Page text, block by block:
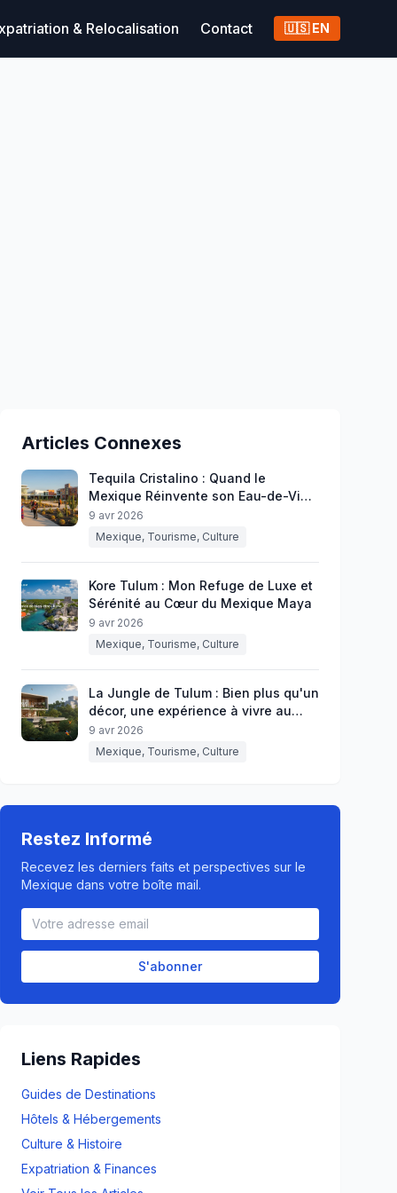
& Relocalisation Contact 🇺🇸 EN
Articles Connexes
Tequila Cristalino : Quand le
Mexique Réinvente son Eau-de-Vie
d'Agave
9 avr 2026
Mexique, Tourisme, Culture
Kore Tulum : Mon Refuge de Luxe et
Sérénité au Cœur du Mexique Maya
9 avr 2026
Mexique, Tourisme, Culture
La Jungle de Tulum : Bien plus qu'un
décor, une expérience à vivre au
Mexique
9 avr 2026
Mexique, Tourisme, Culture
Restez Informé
Recevez les derniers faits et perspectives sur le
Mexique dans votre boîte mail.
S'abonner
Liens Rapides
Guides de Destinations
Hôtels & Hébergements
Culture & Histoire
Expatriation & Finances